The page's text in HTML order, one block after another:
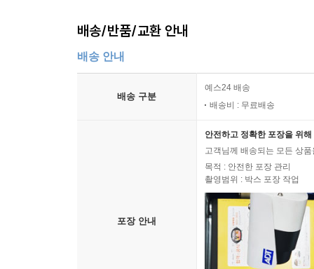
배송/반품/교환 안내
배송 안내
배송 구분
예스24 배송
배송비 : 무료배송
포장 안내
안전하고 정확한 포장을 위
고객님께 배송되는 모든 상
목적 : 안전한 포장 관리
촬영범위 : 박스 포장 작업